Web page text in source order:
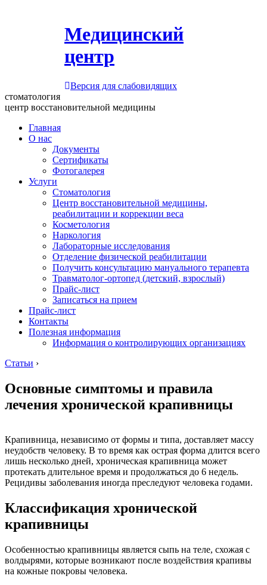
Медицинский
центр
Версия для слабовидящих
стоматология
центр восстановительной медицины
Главная
О нас
Документы
Сертификаты
Фотогалерея
Услуги
Стоматология
Центр восстановительной медицины,
реабилитации и коррекции веса
Косметология
Наркология
Лабораторные исследования
Отделение физической реабилитации
Получить консультацию мануального терапевта
Травматолог-ортопед (детский, взрослый)
Прайс-лист
Записаться на прием
Прайс-лист
Контакты
Полезная информация
Информация о контролирующих организациях
Статьи ›
Основные симптомы и правила
лечения хронической крапивницы
Крапивница, независимо от формы и типа, доставляет массу
неудобств человеку. В то время как острая форма длится всего
лишь несколько дней, хроническая крапивница может
протекать длительное время и продолжаться до 6 недель.
Рецидивы заболевания иногда преследуют человека годами.
Классификация хронической
крапивницы
Особенностью крапивницы является сыпь на теле, схожая с
волдырями, которые возникают после воздействия крапивы
на кожные покровы человека.